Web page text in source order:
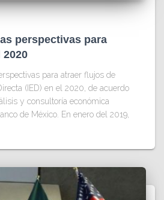
perspectivas para
2020
para atraer flujos de
(IED) en el 2020, de acuerdo
y consultoría económica
de México. En enero del 2019,